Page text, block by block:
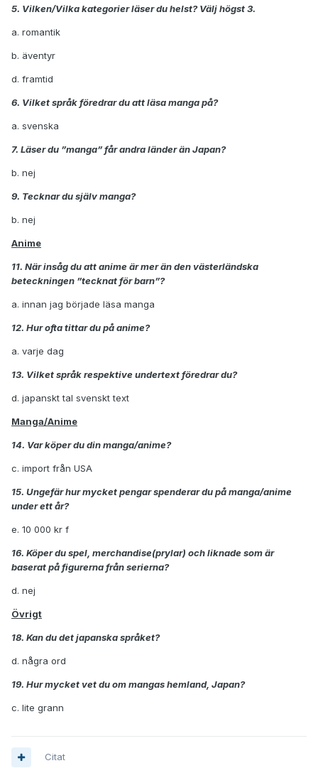
5. Vilken/Vilka kategorier läser du helst? Välj högst 3.
a. romantik
b. äventyr
d. framtid
6. Vilket språk föredrar du att läsa manga på?
a. svenska
7. Läser du ”manga” får andra länder än Japan?
b. nej
9. Tecknar du själv manga?
b. nej
Anime
11. När insåg du att anime är mer än den västerländska
beteckningen ”tecknat för barn”?
a. innan jag började läsa manga
12. Hur ofta tittar du på anime?
a. varje dag
13. Vilket språk respektive undertext föredrar du?
d. japanskt tal svenskt text
Manga/Anime
14. Var köper du din manga/anime?
c. import från USA
15. Ungefär hur mycket pengar spenderar du på manga/anime
under ett år?
e. 10 000 kr f
16. Köper du spel, merchandise(prylar) och liknade som är
baserat på figurerna från serierna?
d. nej
Övrigt
18. Kan du det japanska språket?
d. några ord
19. Hur mycket vet du om mangas hemland, Japan?
c. lite grann
Citat